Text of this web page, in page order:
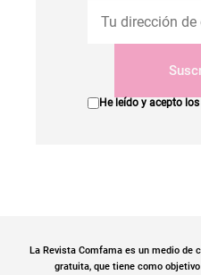
He leído y acepto los
La Revista Comfama es un medio de
gratuita, que tiene como